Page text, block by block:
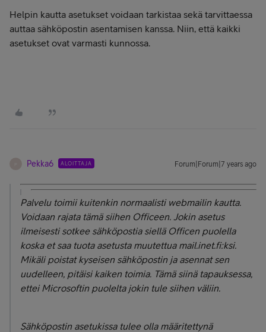
Helpin kautta asetukset voidaan tarkistaa sekä tarvittaessa
auttaa sähköpostin asentamisen kanssa. Niin, että kaikki
asetukset ovat varmasti kunnossa.
Pekka6 ALOITTAJA Forum|Forum|7 years ago
Palvelu toimii kuitenkin normaalisti webmailin kautta.
Voidaan rajata tämä siihen Officeen. Jokin asetus
ilmeisesti sotkee sähköpostia siellä Officen puolella
koska et saa tuota asetusta muutettua mail.inet.fi:ksi.
Mikäli poistat kyseisen sähköpostin ja asennat sen
uudelleen, pitäisi kaiken toimia. Tämä siinä tapauksessa,
ettei Microsoftin puolelta jokin tule siihen väliin.
Sähköpostin asetukissa tulee olla määritettynä